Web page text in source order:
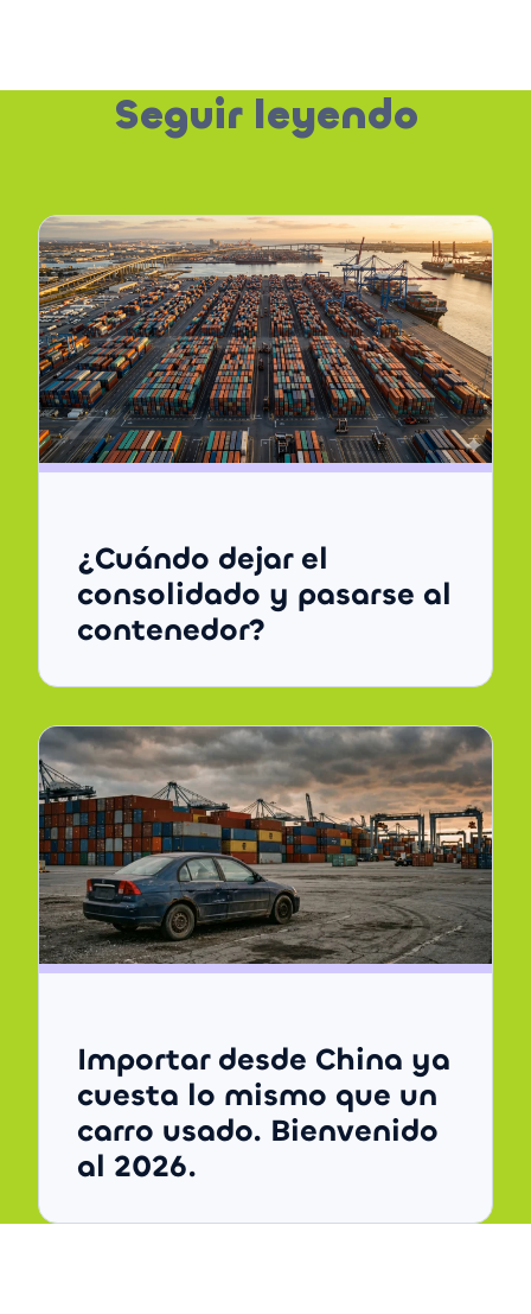
Seguir leyendo
¿Cuándo dejar el
consolidado y pasarse al
contenedor?
Importar desde China ya
cuesta lo mismo que un
carro usado. Bienvenido
al 2026.